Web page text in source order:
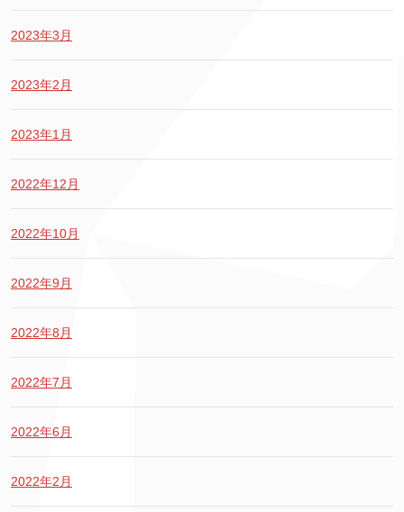
2023年3月
2023年2月
2023年1月
2022年12月
2022年10月
2022年9月
2022年8月
2022年7月
2022年6月
2022年2月